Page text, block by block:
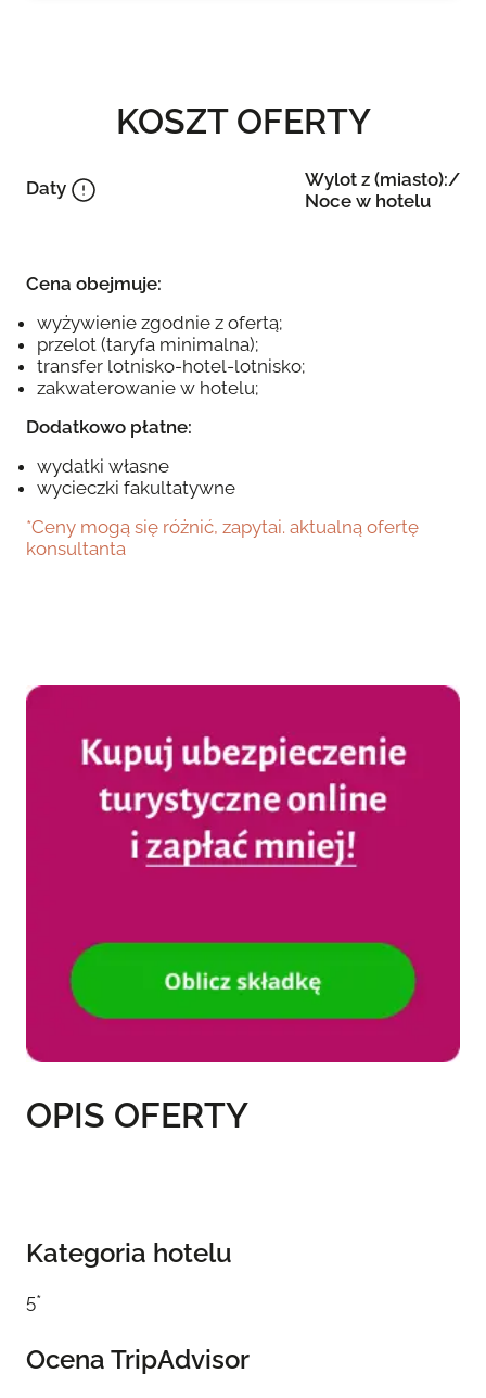
KOSZT OFERTY
Daty
Wylot z (miasto):/
Noce w hotelu
Cena obejmuje:
wyżywienie zgodnie z ofertą;
przelot (taryfa minimalna);
transfer lotnisko-hotel-lotnisko;
zakwaterowanie w hotelu;
Dodatkowo płatne:
wydatki własne
wycieczki fakultatywne
*Ceny mogą się różnić, zapytai. aktualną ofertę
konsultanta
OPIS OFERTY
Kategoria hotelu
5*
Ocena TripAdvisor